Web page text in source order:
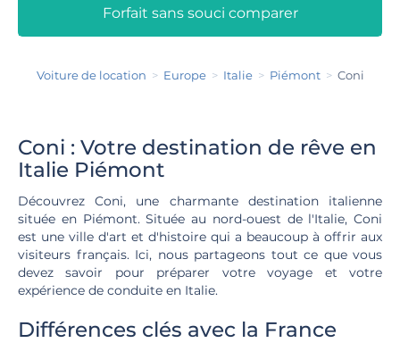
Forfait sans souci comparer
Voiture de location Europe Italie Piémont Coni
Coni : Votre destination de rêve en
Italie Piémont
Découvrez Coni, une charmante destination italienne
située en Piémont. Située au nord-ouest de l'Italie, Coni
est une ville d'art et d'histoire qui a beaucoup à offrir aux
visiteurs français. Ici, nous partageons tout ce que vous
devez savoir pour préparer votre voyage et votre
expérience de conduite en Italie.
Différences clés avec la France